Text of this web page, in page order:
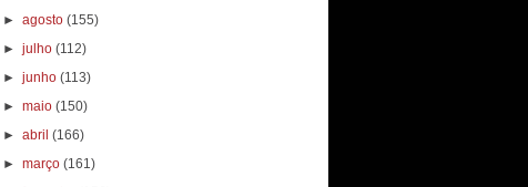
►agosto(155)
►julho(112)
►junho(113)
►maio(150)
►abril(166)
►março(161)